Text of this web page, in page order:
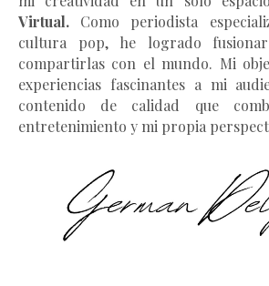
Virtual. Como periodista
cultura pop, he logrado
compartirlas con el mundo. Mi
experiencias fascinantes a mi
contenido de calidad que
entretenimiento y mi propia